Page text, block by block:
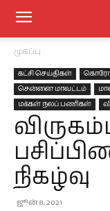
முகப்பு
கட்சி செய்திகள்
சென்னை மாவட்டம்
மக்கள் நலப் பணிகள்
நிகழ்வு
ஜூன் 8, 2021